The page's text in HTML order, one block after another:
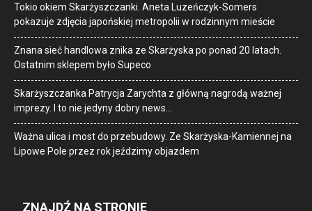
Tokio okiem Skarżyszczanki. Aneta Luzeńczyk-Somers
pokazuje zdjęcia japońskiej metropolii w rodzinnym mieście
Znana sieć handlowa znika ze Skarżyska po ponad 20 latach.
Ostatnim sklepem było Supeco
Skarżyszczanka Patrycja Zarychta z główną nagrodą ważnej
imprezy. I to nie jedyny dobry news…
Ważna ulica i most do przebudowy. Ze Skarżyska-Kamiennej na
Lipowe Pole przez rok jeździmy objazdem
ZNAJDŹ NA STRONIE